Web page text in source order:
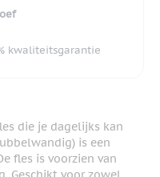
kwaliteitsgarantie
die je dagelijks kan
is een
fles is voorzien van